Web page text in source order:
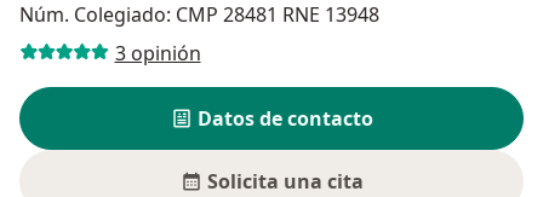
Núm. Colegiado: CMP 28481 RNE 13948
3 opinión
Datos de contacto
Solicita una cita